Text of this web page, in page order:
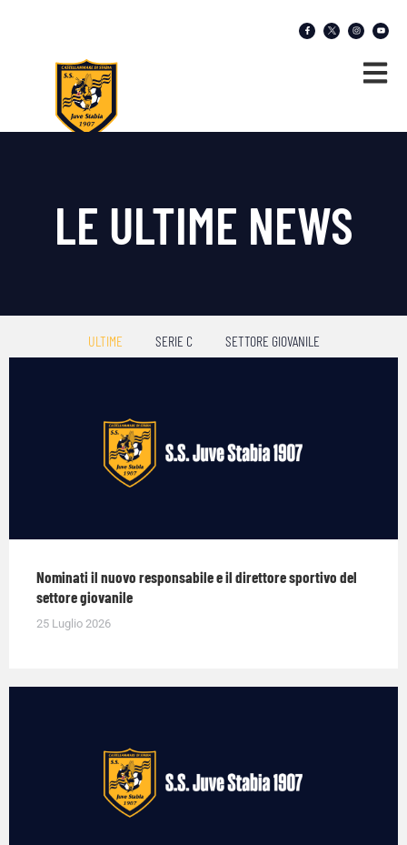
LE ULTIME NEWS
ULTIME SERIE C SETTORE GIOVANILE
Nominati il nuovo responsabile e il direttore sportivo del
settore giovanile
25 Luglio 2026